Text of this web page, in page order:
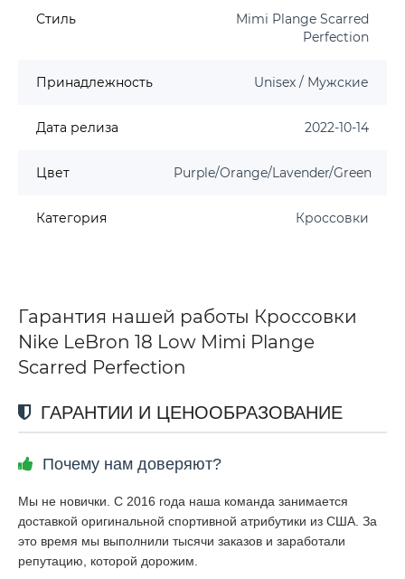
Стиль
Mimi Plange Scarred
Perfection
Принадлежность Unisex / Мужские
Дата релиза 2022-10-14
Цвет Purple/Orange/Lavender/Green
Категория Кроссовки
Гарантия нашей работы Кроссовки
Nike LeBron 18 Low Mimi Plange
Scarred Perfection
ГАРАНТИИ И ЦЕНООБРАЗОВАНИЕ
Почему нам доверяют?
Мы не новички. С 2016 года наша команда занимается
доставкой оригинальной спортивной атрибутики из США. За
это время мы выполнили тысячи заказов и заработали
репутацию, которой дорожим.